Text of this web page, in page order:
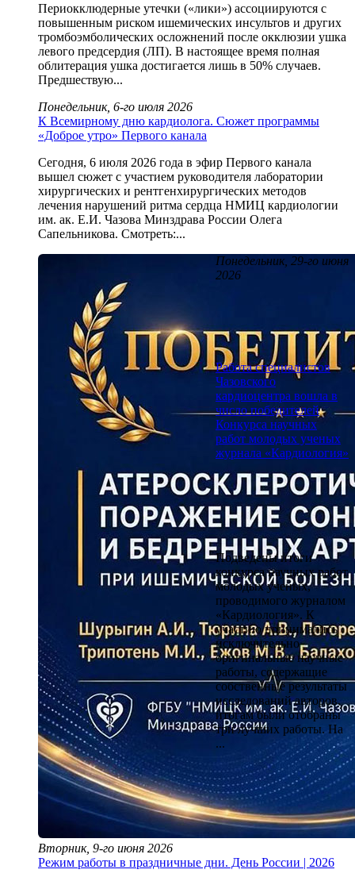
Периокклюдерные утечки («лики») ассоциируются с
повышенным риском ишемических инсультов и других
тромбоэмболических осложнений после окклюзии ушка
левого предсердия (ЛП). В настоящее время полная
облитерация ушка достигается лишь в 50% случаев.
Предшествую...
Понедельник, 6-го июля 2026
К Всемирному дню кардиолога. Сюжет программы
«Доброе утро» Первого канала
Сегодня, 6 июля 2026 года в эфир Первого канала
вышел сюжет с участием руководителя лаборатории
хирургических и рентгенхирургических методов
лечения нарушений ритма сердца НМИЦ кардиологии
им. ак. Е.И. Чазова Минздрава России Олега
Сапельникова. Смотреть:...
Понедельник, 29-го июня
2026
Работа специалистов
Чазовского
кардиоцентра вошла в
число победителей
Конкурса научных
работ молодых ученых
журнала «Кардиология»
Подведены итоги
конкурса научных работ
молодых ученых,
проводимого журналом
«Кардиология». К
участию принимались
исключительно
оригинальные научные
работы, содержащие
собственные результаты
исследований авторов,
итогам были отобраны
три лучших работы. На
...
Вторник, 9-го июня 2026
Режим работы в праздничные дни. День России | 2026